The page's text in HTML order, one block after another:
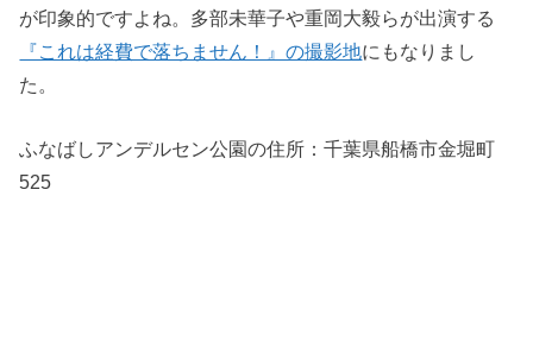
が印象的ですよね。多部未華子や重岡大毅らが出演する
『これは経費で落ちません！』の撮影地にもなりまし
た。
ふなばしアンデルセン公園の住所：千葉県船橋市金堀町
525